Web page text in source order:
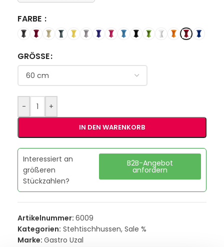
FARBE
GRÖSSE
- +
IN DEN WARENKORB
Interessiert an
größeren
Stückzahlen?
B2B-Angebot
anfordern
Artikelnummer: 6009
Kategorien: Stehtischhussen, Sale %
Marke: Gastro Uzal